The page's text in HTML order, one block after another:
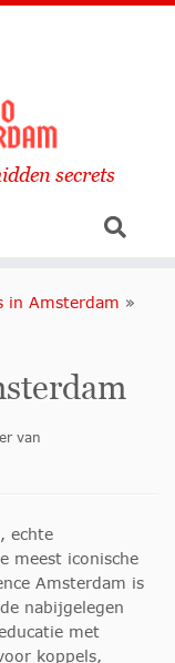
secrets
in Amsterdam »
van
echte
meest iconische
Amsterdam is
nabijgelegen
met
koppels,